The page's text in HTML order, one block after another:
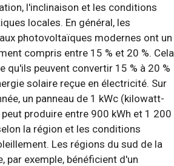
l'inclinaison et les conditions
locales. En général, les
photovoltaïques modernes ont un
compris entre 15 % et 20 %. Cela
qu'ils peuvent convertir 15 % à 20 %
solaire reçue en électricité. Sur
un panneau de 1 kWc (kilowatt-
produire entre 900 kWh et 1 200
la région et les conditions
Les régions du sud de la
par exemple, bénéficient d'un